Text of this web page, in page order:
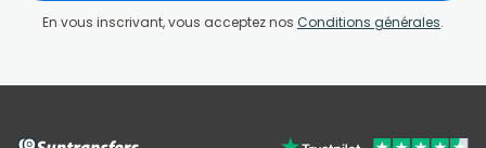
En vous inscrivant, vous acceptez nos Conditions générales.